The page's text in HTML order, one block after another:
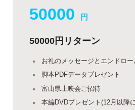
50000 円
50000円リターン
お礼のメッセージとエンドロ
脚本PDFデータプレゼント
富山県上映会ご招待
本編DVDプレゼント(12月以降